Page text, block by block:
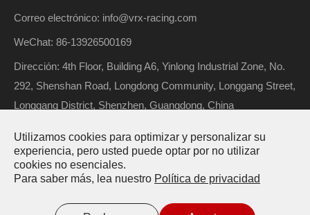
Correo electrónico: info@vrx-racing.com
WeChat: 86-13926500169
Dirección: 4th Floor, Building A6, Yinlong Industrial Zone, No.
292, Shenshan Road, Longdong Community, Longgang Street,
Longgang District, Shenzhen, Guangdong, China
Derechos de autor ©Riverhobby Tech (Shenzhen) Co., Ltd.
Todos los derechos reservados.
Política de privacidad
Utilizamos cookies para optimizar y personalizar su
experiencia, pero usted puede optar por no utilizar
cookies no esenciales.
Para saber más, lea nuestro Política de privacidad